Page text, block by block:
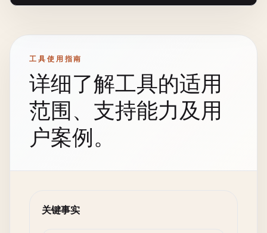
工具使用指南
详细了解工具的适用
范围、支持能力及用
户案例。
关键事实